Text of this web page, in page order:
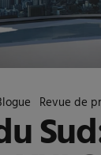
Revue de